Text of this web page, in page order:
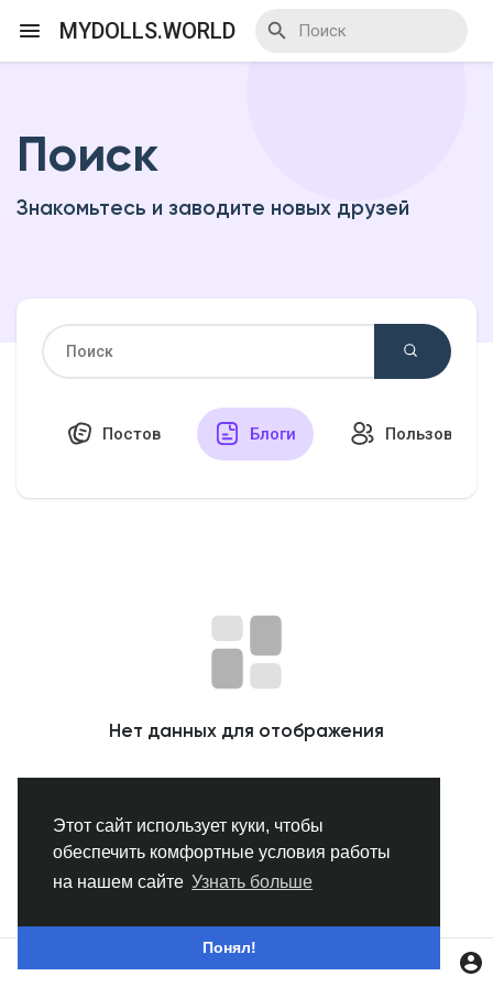
Этот сайт использует куки, чтобы
обеспечить комфортные условия работы
на нашем сайте Узнать больше
Понял!
MYDOLLS.WORLD
Я организатор
Смотреть Базар
Популярные посты
Найти сообщения
Поиск
Знакомьтесь и заводите новых друзей
Постов Блоги
Нет данных для отображения